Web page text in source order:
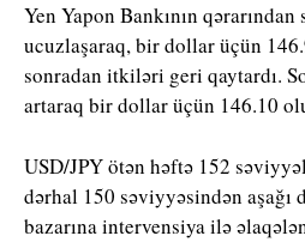
Yen Yapon Bankının
ucuzlaşaraq, bir dollar üçün
sonradan itkiləri geri qaytardı.
artaraq bir dollar üçün 146.10
USD/JPY ötən həftə 152
dərhal 150 səviyyəsindən aşağı
bazarına intervensiya ilə